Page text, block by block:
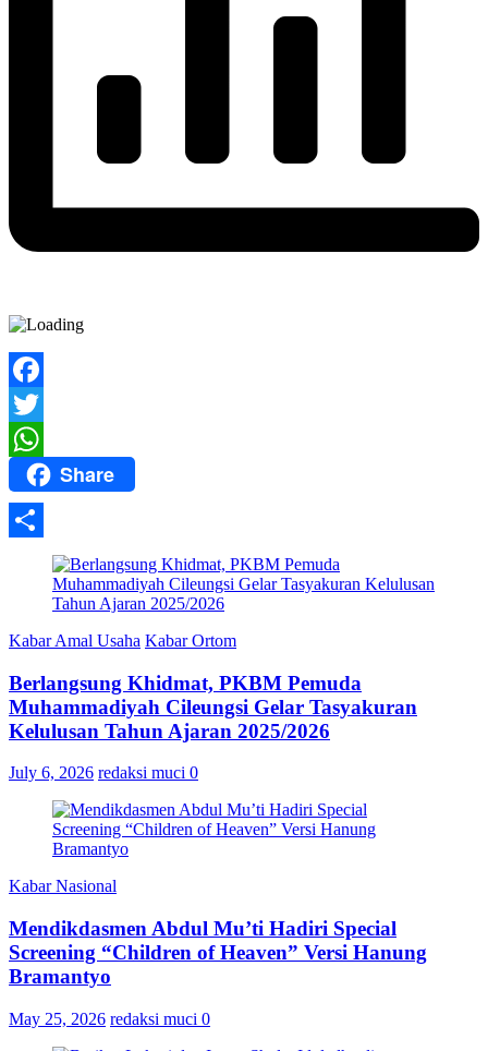
Facebook
Twitter
WhatsAppShare
Kabar Amal Usaha Kabar Ortom
Berlangsung Khidmat, PKBM Pemuda
Muhammadiyah Cileungsi Gelar Tasyakuran
Kelulusan Tahun Ajaran 2025/2026
July 6, 2026 redaksi muci 0
Kabar Nasional
Mendikdasmen Abdul Mu’ti Hadiri Special
Screening “Children of Heaven” Versi Hanung
Bramantyo
May 25, 2026 redaksi muci 0